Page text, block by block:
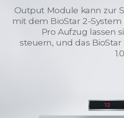
Output Module kann zur
mit dem BioStar 2-
Pro Aufzug lassen
steuern, und das